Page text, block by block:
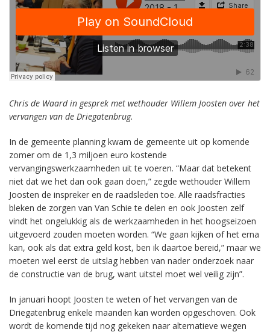
Chris de Waard in gesprek met wethouder Willem Joosten over het
vervangen van de Driegatenbrug.
In de gemeente planning kwam de gemeente uit op komende
zomer om de 1,3 miljoen euro kostende
vervangingswerkzaamheden uit te voeren. “Maar dat betekent
niet dat we het dan ook gaan doen,” zegde wethouder Willem
Joosten de inspreker en de raadsleden toe. Alle raadsfracties
bleken de zorgen van Van Schie te delen en ook Joosten zelf
vindt het ongelukkig als de werkzaamheden in het hoogseizoen
uitgevoerd zouden moeten worden. “We gaan kijken of het erna
kan, ook als dat extra geld kost, ben ik daartoe bereid,” maar we
moeten wel eerst de uitslag hebben van nader onderzoek naar
de constructie van de brug, want uitstel moet wel veilig zijn”.
In januari hoopt Joosten te weten of het vervangen van de
Driegatenbrug enkele maanden kan worden opgeschoven. Ook
wordt de komende tijd nog gekeken naar alternatieve wegen